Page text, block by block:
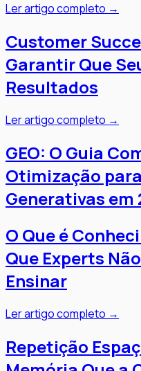
Ler artigo completo →
Customer
Garantir Que
Resultados
Ler artigo completo →
GEO: O Guia
Otimização
Generativas em
O Que é
Que Experts
Ensinar
Ler artigo completo →
Repetição